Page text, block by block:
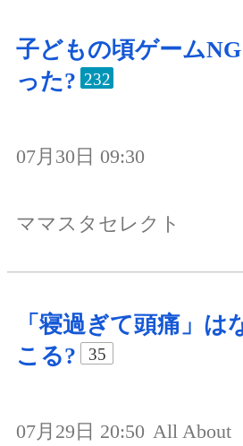
子どもの頃ゲーム
った? 232
07月30日 09:30
ママスタセレクト
「寝過ぎて頭痛」は
こる?
35
07月29日 20:50 All About